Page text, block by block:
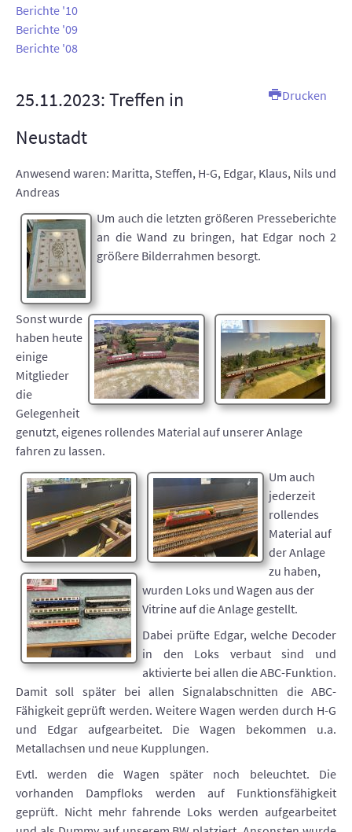
Berichte '10
Berichte '09
Berichte '08
Drucken
25.11.2023: Treffen in
Neustadt
Anwesend waren: Maritta, Steffen, H-G, Edgar, Klaus, Nils und
Andreas
Um auch die letzten größeren Presseberichte
an die Wand zu bringen, hat Edgar noch 2
größere Bilderrahmen besorgt.
Sonst wurde
haben heute
einige
Mitglieder
die
Gelegenheit
genutzt, eigenes rollendes Material auf unserer Anlage
fahren zu lassen.
Um auch
jederzeit
rollendes
Material auf
der Anlage
zu haben,
wurden Loks und Wagen aus der
Vitrine auf die Anlage gestellt.
Dabei prüfte Edgar, welche Decoder
in den Loks verbaut sind und
aktivierte bei allen die ABC-Funktion.
Damit soll später bei allen Signalabschnitten die ABC-
Fähigkeit geprüft werden. Weitere Wagen werden durch H-G
und Edgar aufgearbeitet. Die Wagen bekommen u.a.
Metallachsen und neue Kupplungen.
Evtl. werden die Wagen später noch beleuchtet. Die
vorhanden Dampfloks werden auf Funktionsfähigkeit
geprüft. Nicht mehr fahrende Loks werden aufgearbeitet